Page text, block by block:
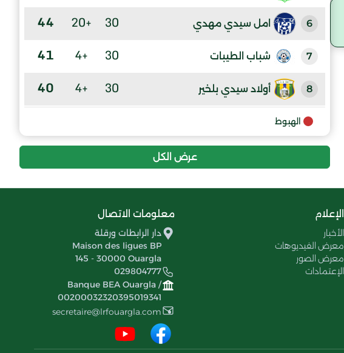
6 امل سيدي مهدي 30
+20
44
7 شباب الطيبات 30
+4
41
8 أولاد سيدي بلخير 30
+4
40
9
10 شباب الحدب 30
-22
36
30
13
30
-10
30
-81
29
الهبوط
عرض الكل
الإعلام
الأخبار
معرض الفيديوهات
معرض الصور
الإعتمادات
معلومات الاتصال
دار الرابطات ورقلة
Maison des ligues BP
145 - 30000 Ouargla
029804777
Banque BEA Ouargla /
00200032320395019341
secretaire@lrfouargla.com